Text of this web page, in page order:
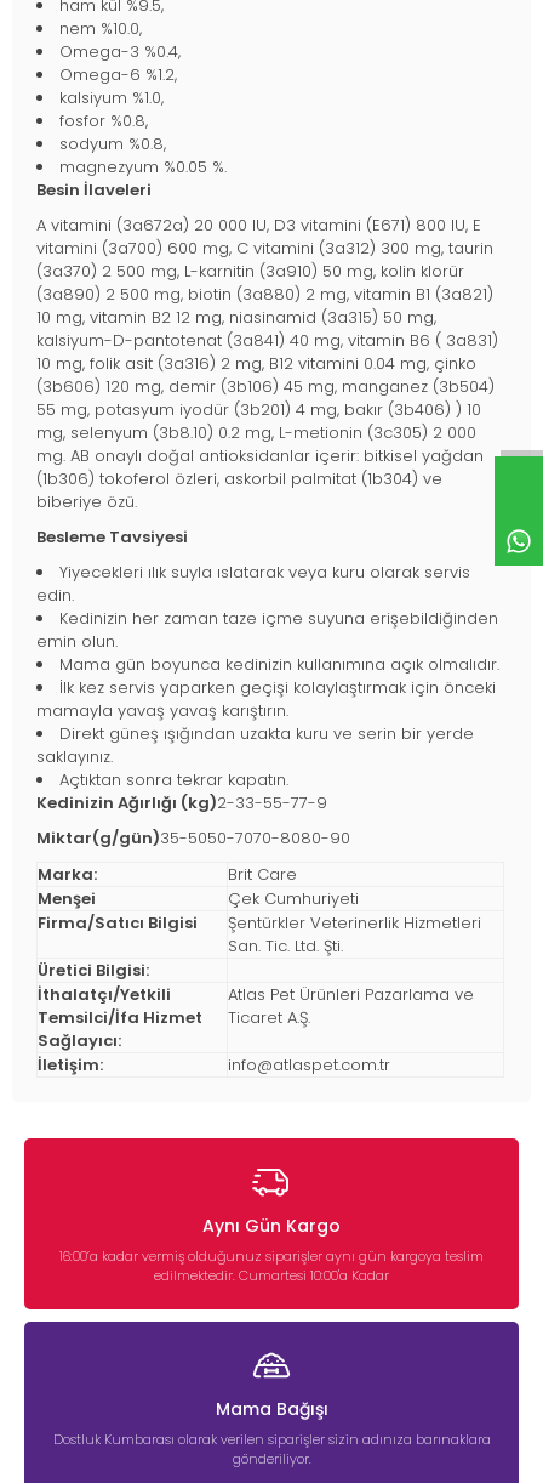
ham kül %9.5,
nem %10.0,
Omega-3 %0.4,
Omega-6 %1.2,
kalsiyum %1.0,
fosfor %0.8,
sodyum %0.8,
magnezyum %0.05 %.
Besin İlaveleri
A vitamini (3a672a) 20 000 IU, D3 vitamini (E671) 800 IU, E
vitamini (3a700) 600 mg, C vitamini (3a312) 300 mg, taurin
(3a370) 2 500 mg, L-karnitin (3a910) 50 mg, kolin klorür
(3a890) 2 500 mg, biotin (3a880) 2 mg, vitamin B1 (3a821)
10 mg, vitamin B2 12 mg, niasinamid (3a315) 50 mg,
kalsiyum-D-pantotenat (3a841) 40 mg, vitamin B6 ( 3a831)
10 mg, folik asit (3a316) 2 mg, B12 vitamini 0.04 mg, çinko
(3b606) 120 mg, demir (3b106) 45 mg, manganez (3b504)
55 mg, potasyum iyodür (3b201) 4 mg, bakır (3b406) ) 10
mg, selenyum (3b8.10) 0.2 mg, L-metionin (3c305) 2 000
mg. AB onaylı doğal antioksidanlar içerir: bitkisel yağdan
(1b306) tokoferol özleri, askorbil palmitat (1b304) ve
biberiye özü.
Besleme Tavsiyesi
Yiyecekleri ılık suyla ıslatarak veya kuru olarak servis
edin.
Kedinizin her zaman taze içme suyuna erişebildiğinden
emin olun.
Mama gün boyunca kedinizin kullanımına açık olmalıdır.
İlk kez servis yaparken geçişi kolaylaştırmak için önceki
mamayla yavaş yavaş karıştırın.
Direkt güneş ışığından uzakta kuru ve serin bir yerde
saklayınız.
Açtıktan sonra tekrar kapatın.
Kedinizin Ağırlığı (kg)2-33-55-77-9
Miktar(g/gün)35-5050-7070-8080-90
Marka:
Brit Care
Menşei
Çek Cumhuriyeti
Firma/Satıcı Bilgisi
Şentürkler Veterinerlik Hizmetleri
San. Tic. Ltd. Şti.
Üretici Bilgisi:
İthalatçı/Yetkili
Temsilci/İfa Hizmet
Sağlayıcı:
Atlas Pet Ürünleri Pazarlama ve
Ticaret A.Ş.
İletişim: info@atlaspet.com.tr
Aynı Gün Kargo
16:00’a kadar vermiş olduğunuz siparişler aynı gün kargoya teslim
edilmektedir. Cumartesi 10:00'a Kadar
Mama Bağışı
Dostluk Kumbarası olarak verilen siparişler sizin adınıza barınaklara
gönderiliyor.